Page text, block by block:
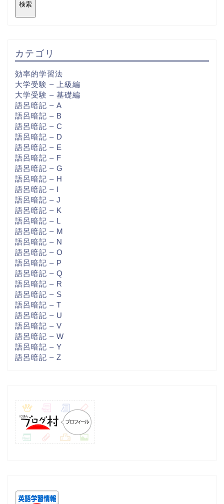
検索
カテゴリ
効率的学習法
大学受験 – 上級編
大学受験 – 基礎編
語呂暗記 – A
語呂暗記 – B
語呂暗記 – C
語呂暗記 – D
語呂暗記 – E
語呂暗記 – F
語呂暗記 – G
語呂暗記 – H
語呂暗記 – I
語呂暗記 – J
語呂暗記 – K
語呂暗記 – L
語呂暗記 – M
語呂暗記 – N
語呂暗記 – O
語呂暗記 – P
語呂暗記 – Q
語呂暗記 – R
語呂暗記 – S
語呂暗記 – T
語呂暗記 – U
語呂暗記 – V
語呂暗記 – W
語呂暗記 – Y
語呂暗記 – Z